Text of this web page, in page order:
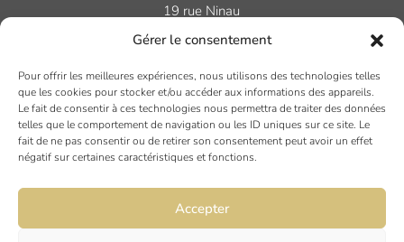
Gérer le consentement
Pour offrir les meilleures expériences, nous utilisons des technologies telles
que les cookies pour stocker et/ou accéder aux informations des appareils.
Le fait de consentir à ces technologies nous permettra de traiter des données
telles que le comportement de navigation ou les ID uniques sur ce site. Le
fait de ne pas consentir ou de retirer son consentement peut avoir un effet
négatif sur certaines caractéristiques et fonctions.
Accepter
19 rue Ninau
DIJON
6 rue du Docteur Chaussier
21000 DIJON
NANTES
45 rue Maréchal Joffre
44000 Nantes